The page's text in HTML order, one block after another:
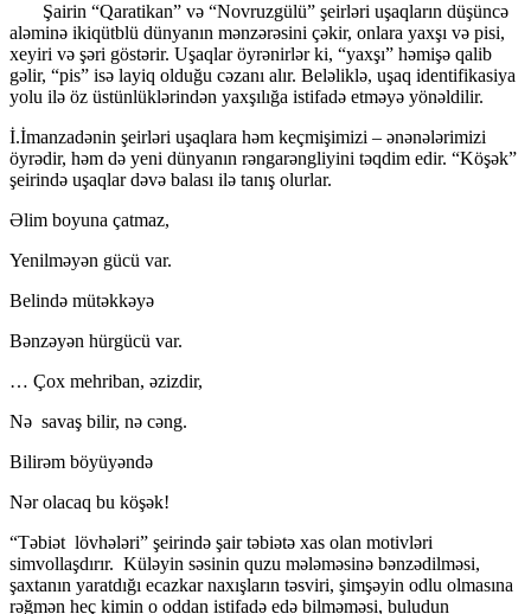
Şairin “Qаrаtikаn” və “Novruzgülü” şeirləri uşaqların düşüncə
aləminə iki­qütb­­­lü dünyanın mənzərəsini çəkir, onlara yaxşı və pisi,
xeyiri və şəri göstərir. Uşaqlar öyrənirlər ki, “yaxşı” həmişə qalib
gəlir, “pis” isə layiq olduğu cəzanı alır. Beləliklə, uşaq identifikasiya
yolu ilə öz üstünlüklərindən yaxşılığa istifadə etməyə yönəldilir.
İ.İmanzadənin şeirləri uşaqlara həm keçmişimizi – ənənələrimizi
öyrədir, həm də yeni dünyanın rəngarəngliyini təqdim edir. “Köşək”
şeirində uşaqlar dəvə balası ilə tanış olurlar.
Əlim boyuna çatmaz,
Yenilməyən gücü var.
Belində mütəkkəyə
Bənzəyən hürgücü var.
… Çox mehriban, əzizdir,
Nə savaş bilir, nə cəng.
Bilirəm böyüyəndə
Nər olacaq bu köşək!
“Təbiət lövhələri” şeirində şair təbiətə xas olan motivləri
simvollaşdırır. Küləyin səsinin quzu mələməsinə bənzədilməsi,
şaxtanın yaratdığı ecazkar naxışların təsviri, şimşəyin odlu olmasına
rəğmən heç kimin o oddan istifadə edə bilməməsi, buludun